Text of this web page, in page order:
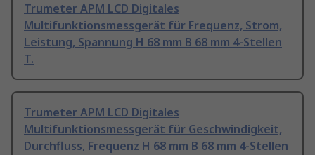
Trumeter APM LCD Digitales
Multifunktionsmessgerät für Frequenz, Strom,
Leistung, Spannung H 68 mm B 68 mm 4-Stellen
T.
Trumeter APM LCD Digitales
Multifunktionsmessgerät für Geschwindigkeit,
Durchfluss, Frequenz H 68 mm B 68 mm 4-Stellen